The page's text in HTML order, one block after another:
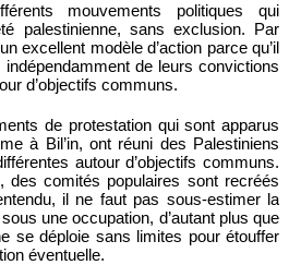
mouvements politiques qui
palestinienne, sans exclusion. Par
excellent modèle d’action parce qu’il
de leurs convictions
d’objectifs communs.
de protestation qui sont apparus
à Bil’in, ont réuni des Palestiniens
autour d’objectifs communs.
des comités populaires sont recréés
il ne faut pas sous-estimer la
une occupation, d’autant plus que
se déploie sans limites pour étouffer
éventuelle.